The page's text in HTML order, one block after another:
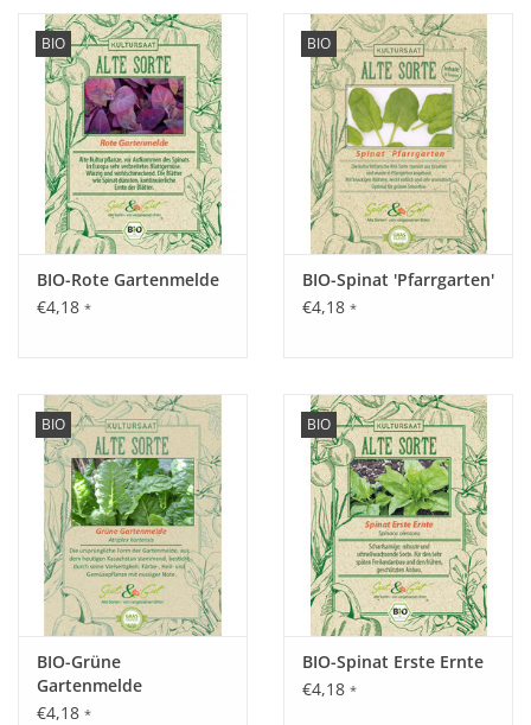
BIO
BIO-Rote Gartenmelde
€4,18 *
BIO
BIO-Spinat 'Pfarrgarten'
€4,18 *
BIO
BIO-Grüne
Gartenmelde
€4,18 *
BIO
BIO-Spinat Erste Ernte
€4,18 *